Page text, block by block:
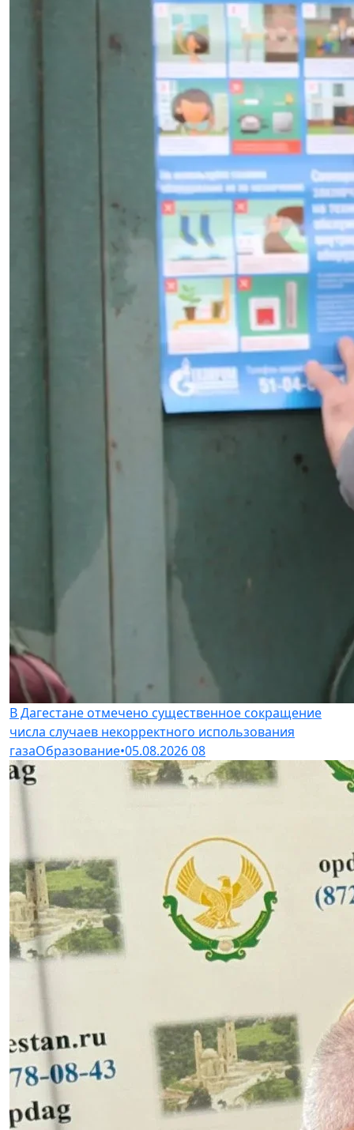
В Дагестане отмечено существенное сокращение
числа случаев некорректного использования
газаОбразование•05.08.202608